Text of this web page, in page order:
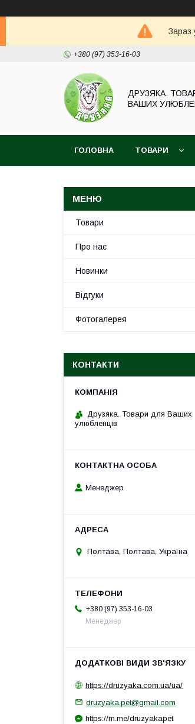
Зараз
+380 (97) 353-16-03
ДРУЗЯКА.
ВАШИХ
ГОЛОВНА ТОВАРИ
Товари
Про нас
Новинки
Відгуки
Фотогалерея
КОНТАКТИ
Друзяка. Товари для Ваших
улюбленців
Менеджер
Полтава, Полтава, Україна
+380 (97) 353-16-03
Менеджер
https://druzyaka.com.ua/ua/
druzyaka.pet@gmail.com
https://m.me/druzyakapet